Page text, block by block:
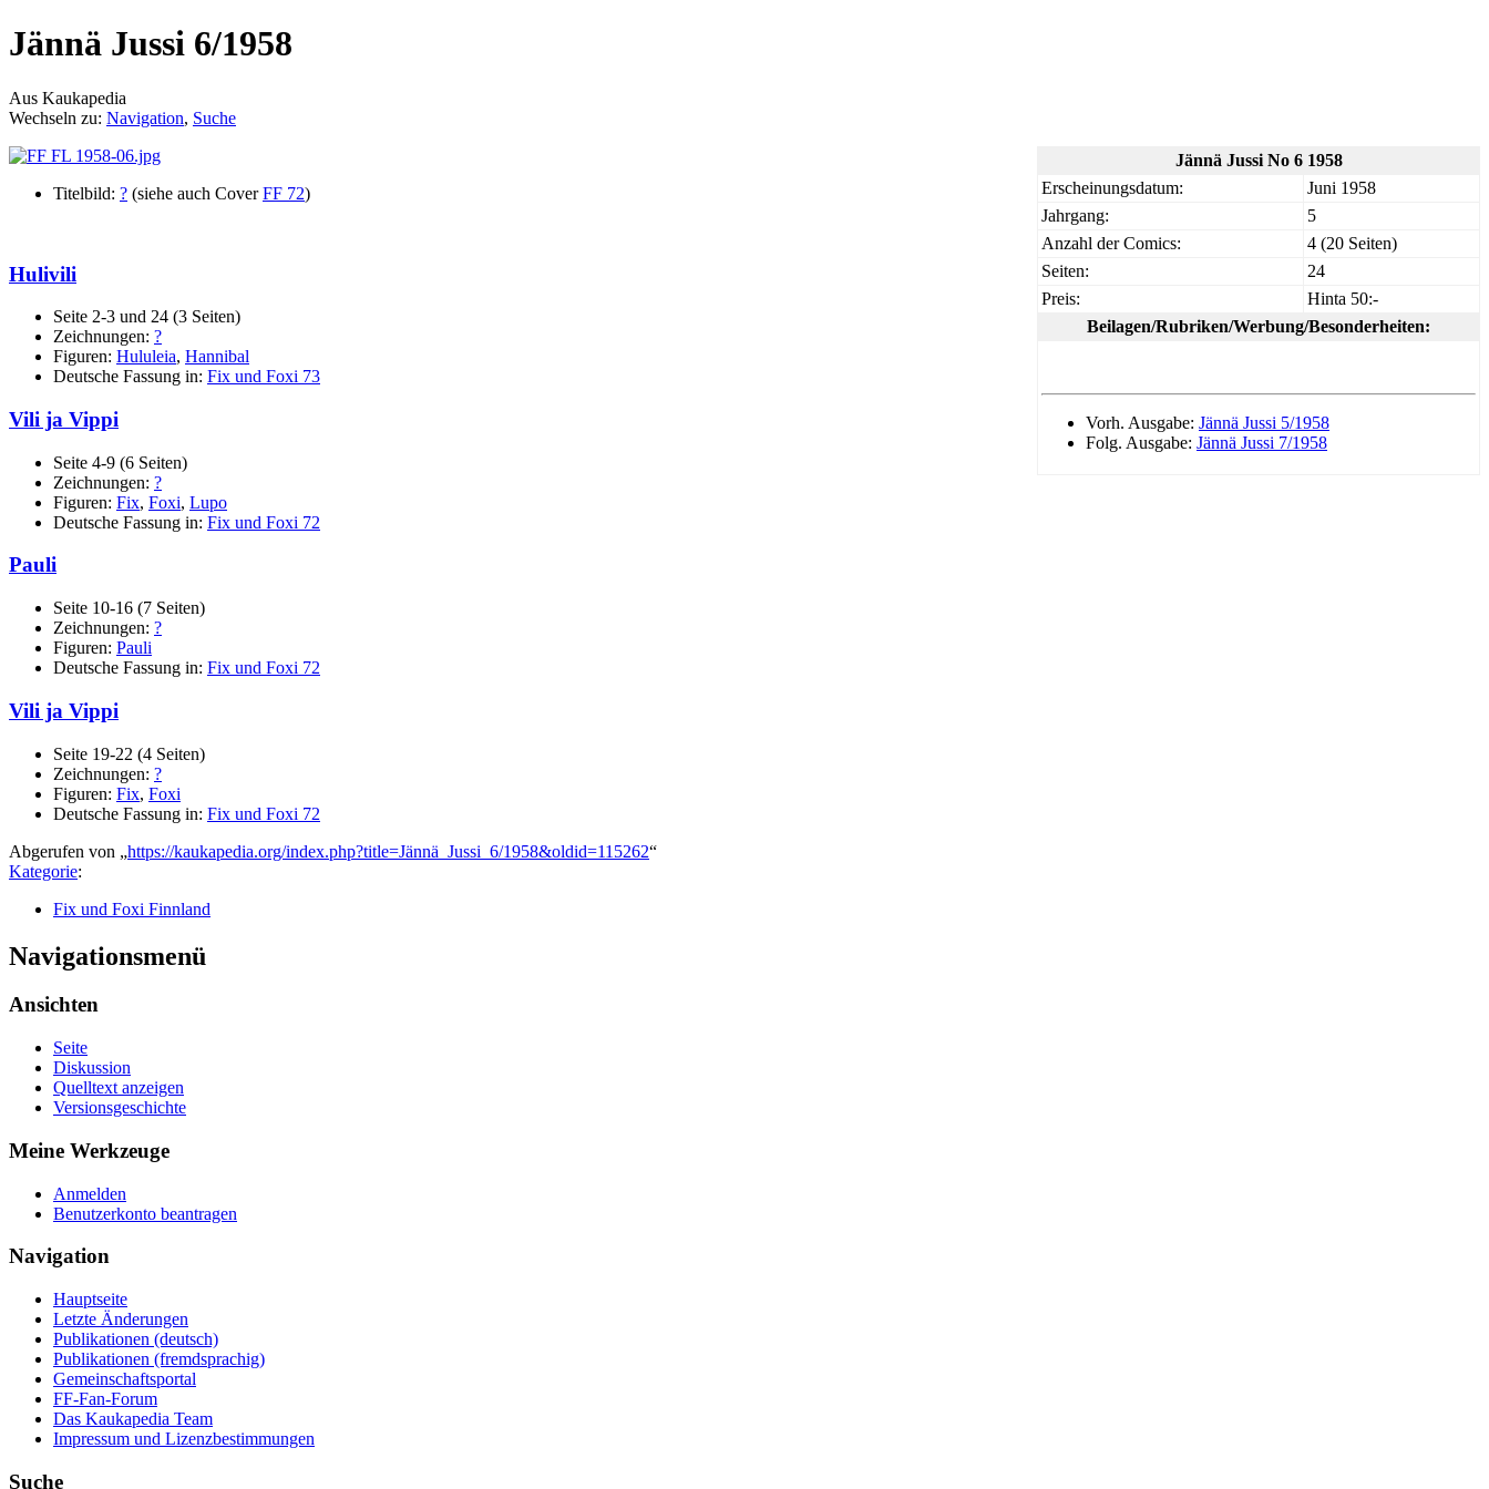
Jännä Jussi 6/1958
Aus Kaukapedia
Wechseln zu: Navigation, Suche
Jännä Jussi No 6 1958
Erscheinungsdatum:
Juni 1958
Jahrgang:
5
Anzahl der Comics:
4 (20 Seiten)
Seiten:
24
Preis:
Hinta 50:-
Beilagen/Rubriken/Werbung/Besonderheiten:
Vorh. Ausgabe: Jännä Jussi 5/1958
Folg. Ausgabe: Jännä Jussi 7/1958
Titelbild: ? (siehe auch CoverFF 72)
Hulivili
Seite 2-3 und 24 (3 Seiten)
Zeichnungen: ?
Figuren: Hululeia, Hannibal
Deutsche Fassung in: Fix und Foxi 73
Vili ja Vippi
Seite 4-9 (6 Seiten)
Zeichnungen: ?
Figuren: Fix, Foxi, Lupo
Deutsche Fassung in: Fix und Foxi 72
Pauli
Seite 10-16 (7 Seiten)
Zeichnungen: ?
Figuren: Pauli
Deutsche Fassung in: Fix und Foxi 72
Vili ja Vippi
Seite 19-22 (4 Seiten)
Zeichnungen: ?
Figuren: Fix, Foxi
Deutsche Fassung in: Fix und Foxi 72
Abgerufen von „https://kaukapedia.org/index.php?title=Jännä_Jussi_6/1958&oldid=115262“
Kategorie:
Fix und Foxi Finnland
Navigationsmenü
Ansichten
Seite
Diskussion
Quelltext anzeigen
Versionsgeschichte
Meine Werkzeuge
Anmelden
Benutzerkonto beantragen
Navigation
Hauptseite
Letzte Änderungen
Publikationen (deutsch)
Publikationen (fremdsprachig)
Gemeinschaftsportal
FF-Fan-Forum
Das Kaukapedia Team
Impressum und Lizenzbestimmungen
Suche